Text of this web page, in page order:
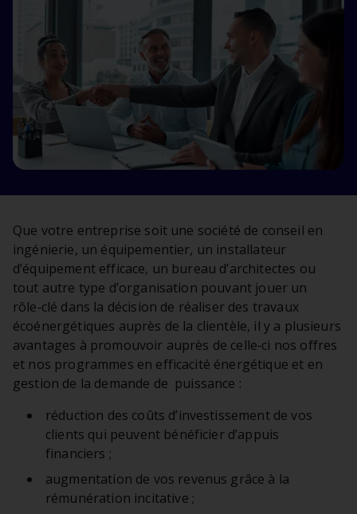
Que votre entreprise soit une société de conseil en
ingénierie, un équipementier, un installateur
d’équipement efficace, un bureau d’architectes ou
tout autre type d’organisation pouvant jouer un
rôle‑clé dans la décision de réaliser des travaux
écoénergétiques auprès de la clientèle, il y a plusieurs
avantages à promouvoir auprès de celle‑ci nos offres
et nos programmes en efficacité énergétique et en
gestion de la demande de puissance :
réduction des coûts d’investissement de vos
clients qui peuvent bénéficier d’appuis
financiers ;
augmentation de vos revenus grâce à la
rémunération incitative ;